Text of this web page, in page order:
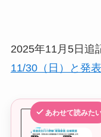
2025年11月5日追
11/30（日）と発
あわせて読みた